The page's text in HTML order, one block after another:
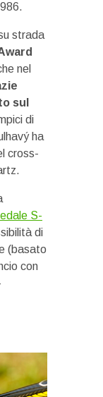
strada
nel
sul
di
ha
cross-
S-
di
(basato
con